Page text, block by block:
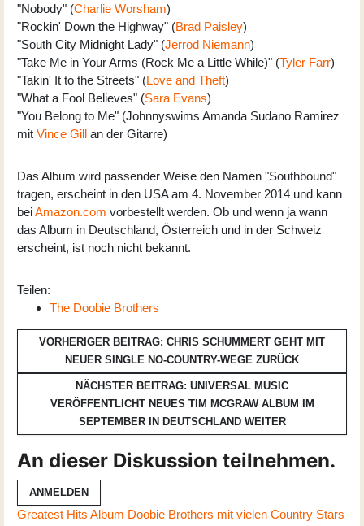
"Nobody" (Charlie Worsham)
"Rockin' Down the Highway" (Brad Paisley)
"South City Midnight Lady" (Jerrod Niemann)
"Take Me in Your Arms (Rock Me a Little While)" (Tyler Farr)
"Takin' It to the Streets" (Love and Theft)
"What a Fool Believes" (Sara Evans)
"You Belong to Me" (Johnnyswims Amanda Sudano Ramirez
mit Vince Gill an der Gitarre)
Das Album wird passender Weise den Namen "Southbound"
tragen, erscheint in den USA am 4. November 2014 und kann
beiAmazon.com vorbestellt werden. Ob und wenn ja wann
das Album in Deutschland, Österreich und in der Schweiz
erscheint, ist noch nicht bekannt.
Teilen:
The Doobie Brothers
VORHERIGER BEITRAG: CHRIS SCHUMMERT GEHT MIT
NEUER SINGLE NO-COUNTRY-WEGE ZURÜCK
NÄCHSTER BEITRAG: UNIVERSAL MUSIC
VERÖFFENTLICHT NEUES TIM MCGRAW ALBUM IM
SEPTEMBER IN DEUTSCHLAND WEITER
An dieser Diskussion teilnehmen.
ANMELDEN
Greatest Hits Album Doobie Brothers mit vielen Country Stars